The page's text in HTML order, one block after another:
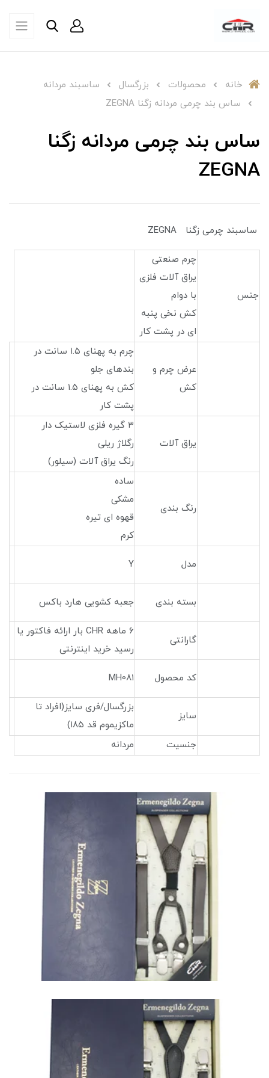
خانه محصولات بزرگسال
ساسبند مردانه
ساس بند چرمی مردانه زگنا ZEGNA
ساس بند چرمی مردانه زگنا
ZEGNA
ساسبند چرمی زگنا ZEGNA
جنس
چرم صنعتی
یراق آلات فلزی
با دوام
کش نخی پنبه
ای در پشت کار
عرض چرم و
کش
چرم به پهنای ۱.۵ سانت در
بندهای جلو
کش به پهنای ۱.۵ سانت در
پشت کار
یراق آلات
۳ گیره فلزی لاستیک دار
رگلاژ ریلی
رنگ یراق آلات (سیلور)
رنگ بندی
ساده
مشکی
قهوه ای تیره
کرم
مدل Y
بسته بندی جعبه کشویی هارد باکس
گارانتی
۶ ماهه CHR بار ارائه فاکتور یا
رسید خرید اینترنتی
کد محصول MH08۱
سایز
بزرگسال/فری سایز(افراد تا
ماکزیموم قد ۱۸۵)
جنسیت
مردانه